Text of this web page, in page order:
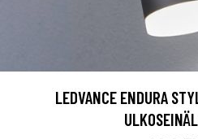
LEDVANCE ENDURA